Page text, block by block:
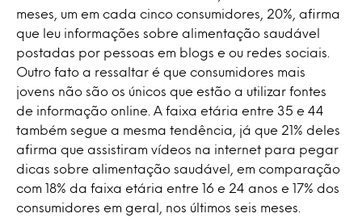
meses, um em cada cinco consumidores, 20%, afirma
que leu informações sobre alimentação saudável
postadas por pessoas em blogs e ou redes sociais.
Outro fato a ressaltar é que consumidores mais
jovens não são os únicos que estão a utilizar fontes
de informação online. A faixa etária entre 35 e 44
também segue a mesma tendência, já que 21% deles
afirma que assistiram vídeos na internet para pegar
dicas sobre alimentação saudável, em comparação
com 18% da faixa etária entre 16 e 24 anos e 17% dos
consumidores em geral, nos últimos seis meses.